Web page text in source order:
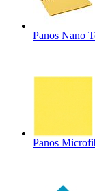
Panos Nano
Panos